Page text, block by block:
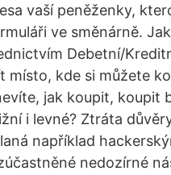
vaší peněženky,
ve směnárně.
Debetní/
místo, kde si můžete
jak koupit, koupit
i levné? Ztráta
například
nedozírné